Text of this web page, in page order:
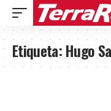
Etiqueta:Hugo